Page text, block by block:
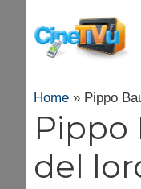
contenuto
Home » Pippo
Pippo
del